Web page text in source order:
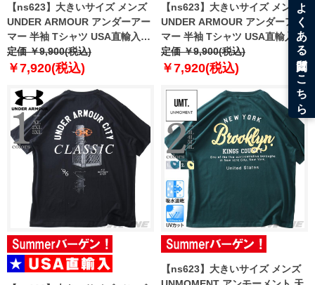
【ns623】大きいサイズ メンズ
UNDER ARMOUR アンダーアー
マー 半袖 Tシャツ USA直輸入
6000216-001
定価 ￥9,900(税込)
￥7,920(税込)
【ns623】大きいサイズ メンズ
UNDER ARMOUR アンダーアー
マー 半袖 Tシャツ USA直輸入
6000216-100
定価 ￥9,900(税込)
￥7,920(税込)
【ns623】大きいサイズ メンズ